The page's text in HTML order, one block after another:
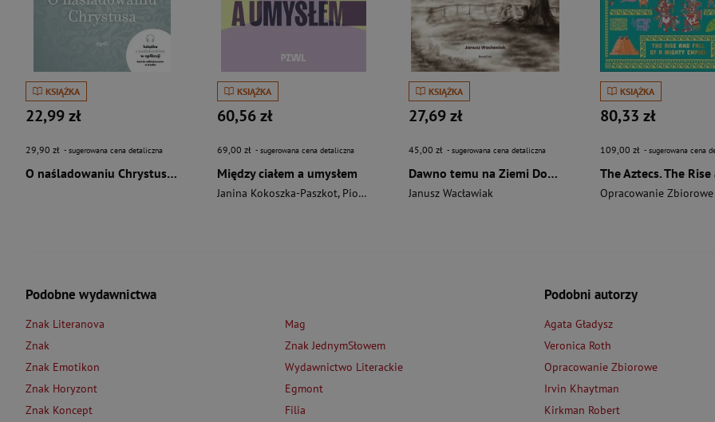
KSIĄŻKA
22,99 zł
29,90 zł - sugerowana cena detaliczna
O naśladowaniu Chrystusa wyd. 2026
KSIĄŻKA
60,56 zł
69,00 zł - sugerowana cena detaliczna
Między ciałem a umysłem
Janina Kokoszka-Paszkot, Piotr Wierzbiński
KSIĄŻKA
27,69 zł
45,00 zł - sugerowana cena detaliczna
Dawno temu na Ziemi Dobrzyńskiej
Janusz Wacławiak
KSIĄŻKA
80,33 zł
109,00 zł - sugerowana cena
Opracowanie Zbiorowe
Podobne wydawnictwa
Znak Literanova
Znak
Znak Emotikon
Znak Horyzont
Znak Koncept
Mag
Znak JednymSłowem
Wydawnictwo Literackie
Egmont
Filia
Podobni autorzy
Agata Gładysz
Veronica Roth
Opracowanie Zbiorowe
Irvin Khaytman
Kirkman Robert